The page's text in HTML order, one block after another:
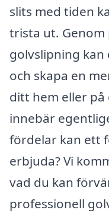
slits med tiden
trista ut. Genom
golvslipning
och skapa en
ditt hem eller
innebär
fördelar kan ett
erbjuda? Vi
vad du kan
professionell